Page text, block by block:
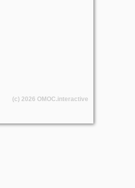
(c) 2026 OMOC.interactive